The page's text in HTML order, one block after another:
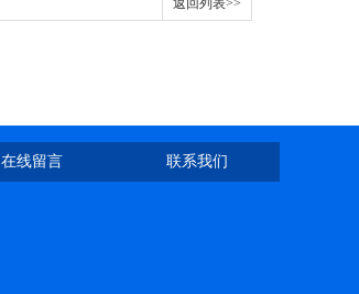
返回列表>>
在线留言 联系我们